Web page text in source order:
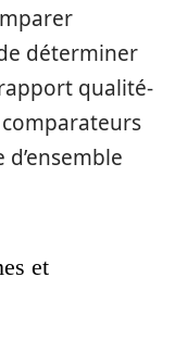
déterminer
qualité-
et